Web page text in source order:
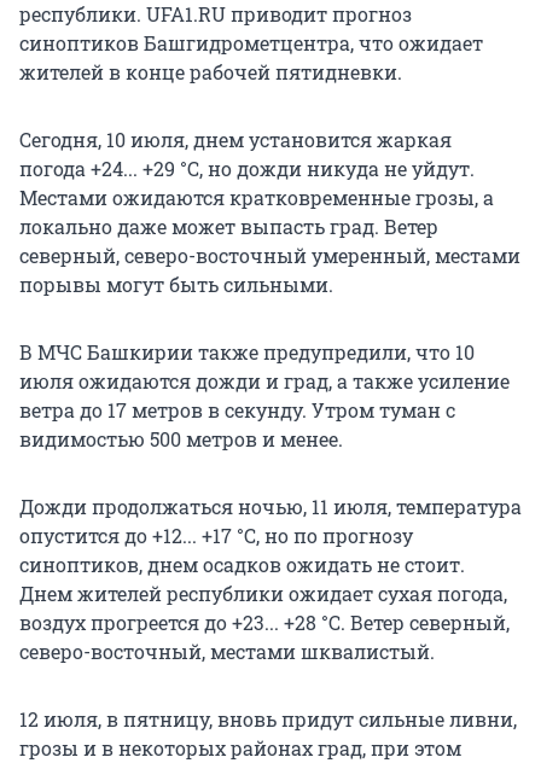
республики. UFA1.RU приводит прогноз
синоптиков Башгидрометцентра, что ожидает
жителей в конце рабочей пятидневки.
Сегодня, 10 июля, днем установится жаркая
погода +24... +29 °С, но дожди никуда не уйдут.
Местами ожидаются кратковременные грозы, а
локально даже может выпасть град. Ветер
северный, северо-восточный умеренный, местами
порывы могут быть сильными.
В МЧС Башкирии также предупредили, что 10
июля ожидаются дожди и град, а также усиление
ветра до 17 метров в секунду. Утром туман с
видимостью 500 метров и менее.
Дожди продолжаться ночью, 11 июля, температура
опустится до +12... +17 °С, но по прогнозу
синоптиков, днем осадков ожидать не стоит.
Днем жителей республики ожидает сухая погода,
воздух прогреется до +23... +28 °С. Ветер северный,
северо-восточный, местами шквалистый.
12 июля, в пятницу, вновь придут сильные ливни,
грозы и в некоторых районах град, при этом